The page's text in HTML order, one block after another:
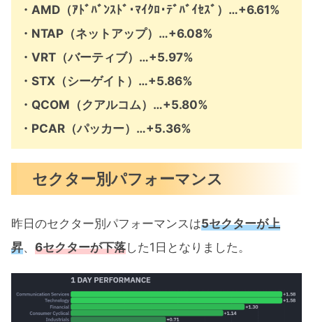
・AMD（ｱﾄﾞﾊﾞﾝｽﾄﾞ･ﾏｲｸﾛ･ﾃﾞﾊﾞｲｾｽﾞ）…+6.61%
・NTAP（ネットアップ）…+6.08%
・VRT（バーティブ）…+5.97%
・STX（シーゲイト）…+5.86%
・QCOM（クアルコム）…+5.80%
・PCAR（パッカー）…+5.36%
セクター別パフォーマンス
昨日のセクター別パフォーマンスは5セクターが上
昇、 6セクターが下落した1日となりました。